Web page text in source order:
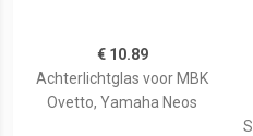
€ 10.89
Achterlichtglas voor MBK
Ovetto, Yamaha Neos